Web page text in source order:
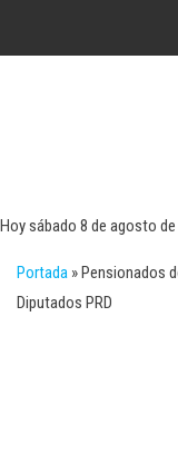
Hoy sábado 8 de agosto de
Portada »Pensionados
Diputados PRD